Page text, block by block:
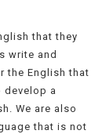
that they
write and
the English that
develop a
We are also
that is not